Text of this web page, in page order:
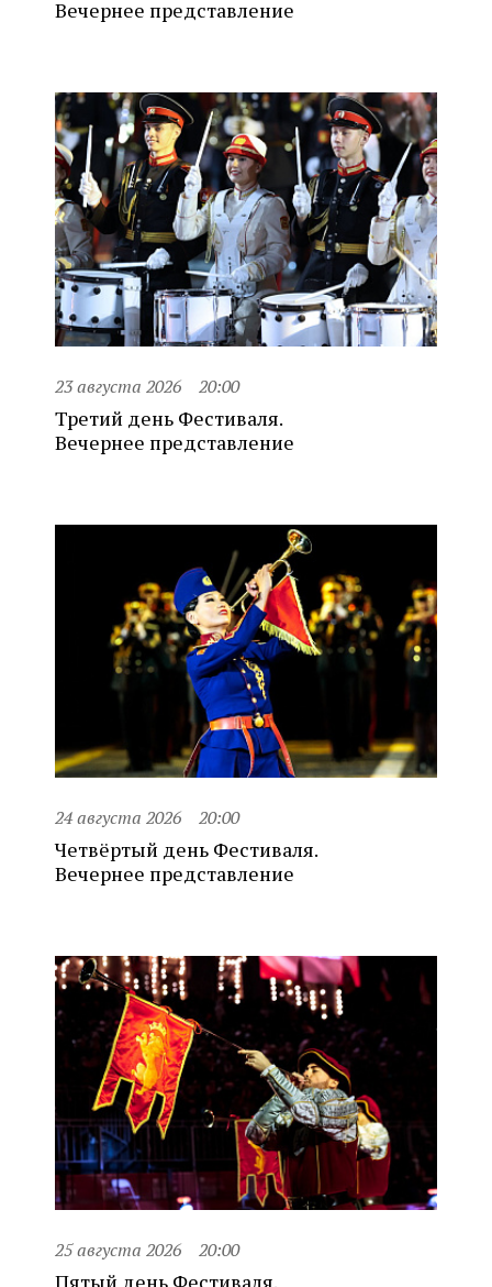
Вечернее представление
23 августа 2026 20:00
Третий день Фестиваля.
Вечернее представление
24 августа 2026 20:00
Четвёртый день Фестиваля.
Вечернее представление
25 августа 2026 20:00
Пятый день Фестиваля.